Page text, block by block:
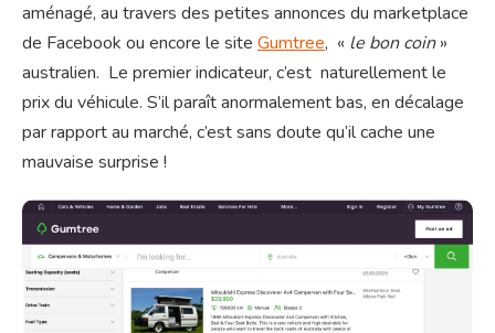
aménagé, au travers des petites annonces du marketplace
de Facebook ou encore le site Gumtree, « le bon coin»
australien. Le premier indicateur, c’est naturellement le
prix du véhicule. S’il paraît anormalement bas, en décalage
par rapport au marché, c’est sans doute qu’il cache une
mauvaise surprise !